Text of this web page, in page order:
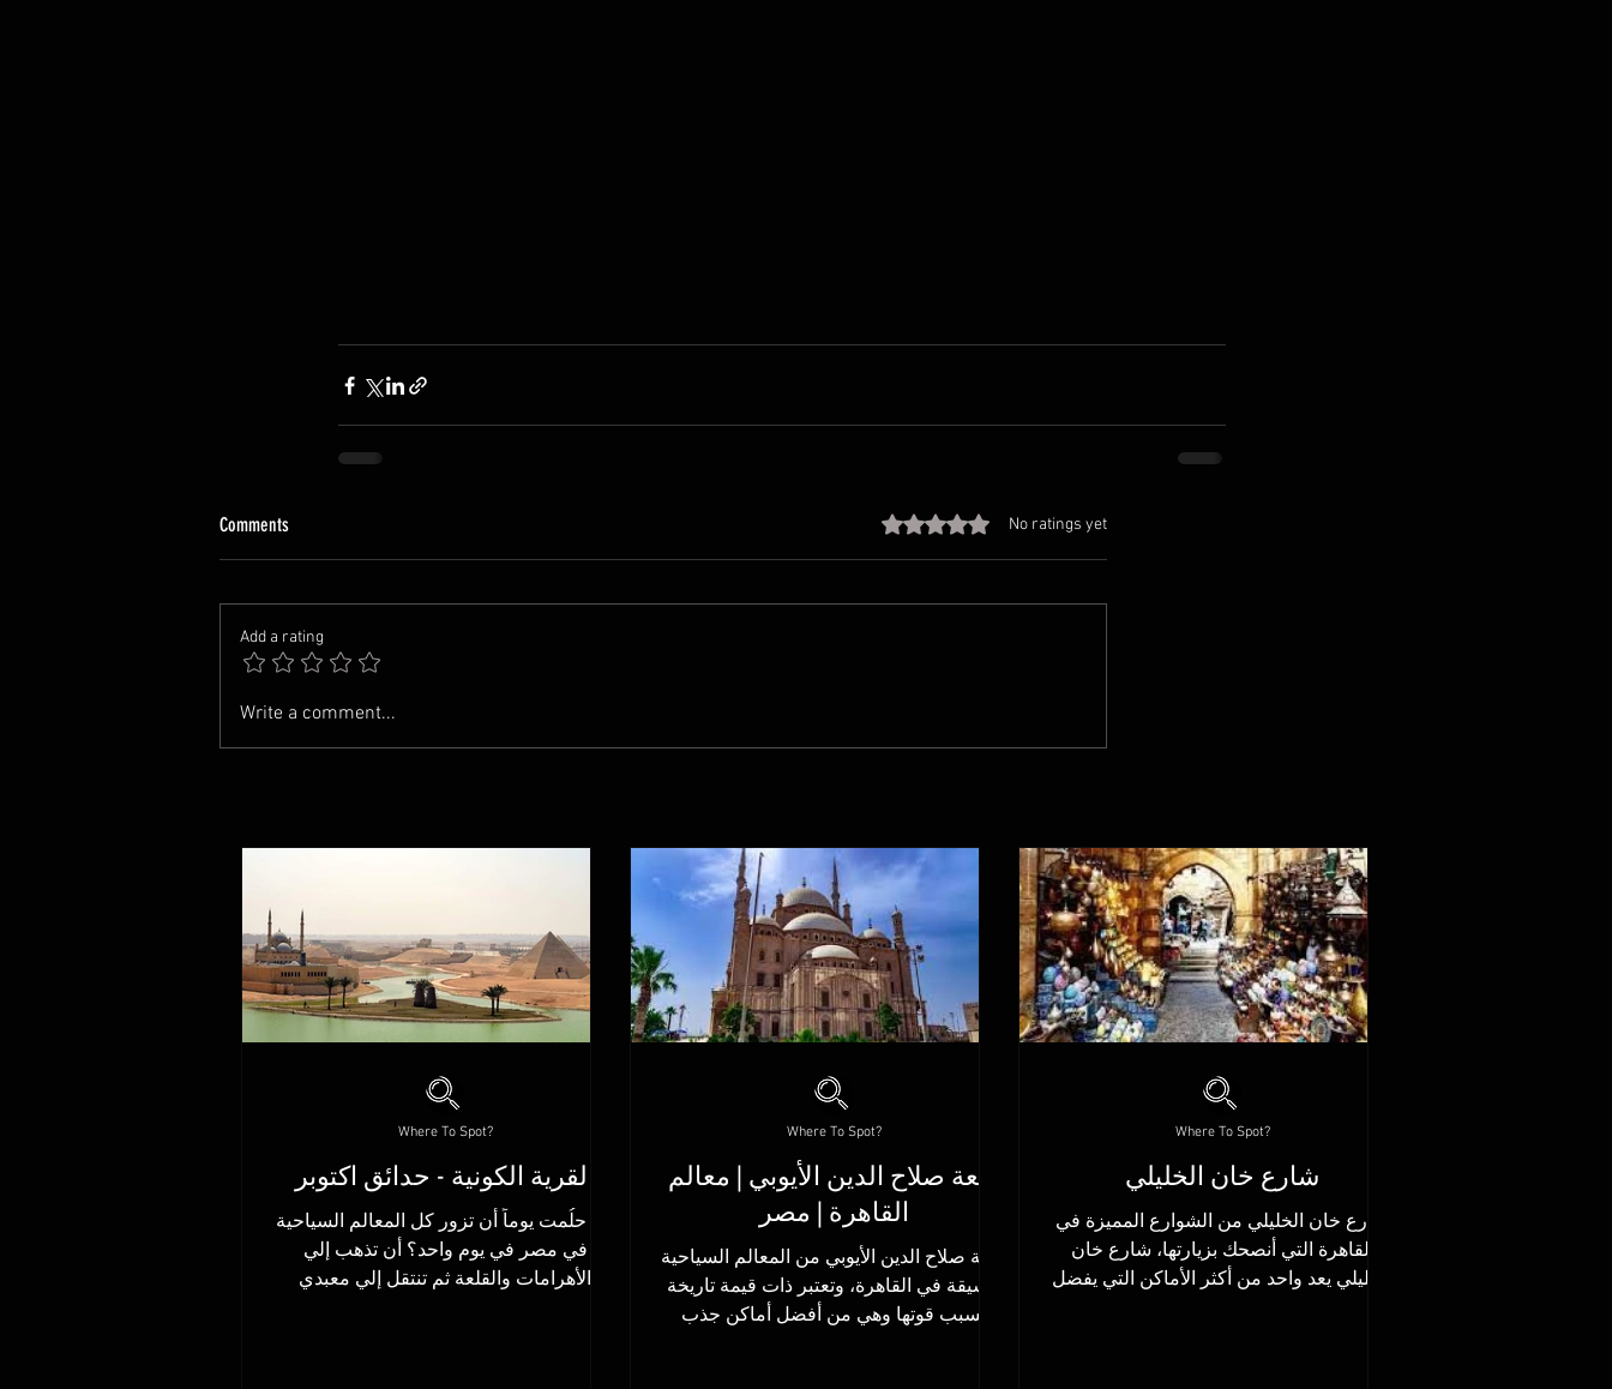
Comments Rated 0 out of 5 stars.
No ratings yet
Add a rating
Write a comment...
القرية الكونية - حدائق اكتوبر
هل حلُمت يوماً أن تزور كل المعالم السياحية
في مصر في يوم واحد؟ أن تذهب إلي
الأهرامات والقلعة ثم تنتقل إلي معبدي
Where To Spot?
قلعة صلاح الدين الأيوبي | معالم
القاهرة | مصر
قلعة صلاح الدين الأيوبي من المعالم السياحية
الشيقة في القاهرة، وتعتبر ذات قيمة تاريخة
بسبب قوتها وهي من أفضل أماكن جذب
Where To Spot?
شارع خان الخليلي
شارع خان الخليلي من الشوارع المميزة في
القاهرة التي أنصحك بزيارتها، شارع خان
الخليلي يعد واحد من أكثر الأماكن التي يفضل
Where To Spot?